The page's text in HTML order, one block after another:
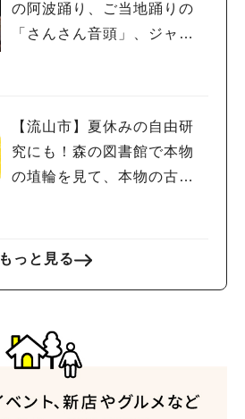
の阿波踊り、ご当地踊りの
「さんさん音頭」、ジャ
【流山市】夏休みの自由研
究にも！森の図書館で本物
の埴輪を見て、本物の古墳
もっと見る